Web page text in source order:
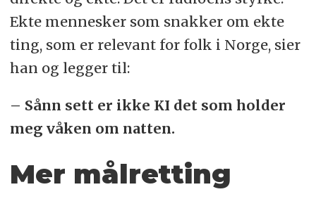
Ekte mennesker som snakker om ekte
ting, som er relevant for folk i Norge, sier
han og legger til:
– Sånn sett er ikke KI det som holder
meg våken om natten.
Mer målretting